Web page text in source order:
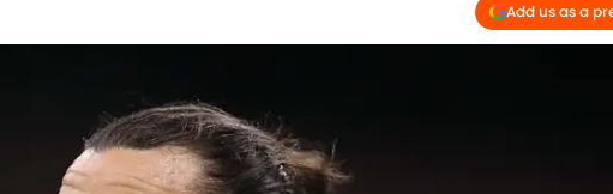
Add us as a